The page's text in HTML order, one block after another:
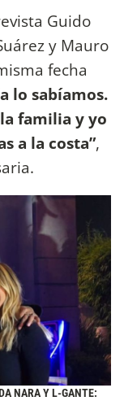
Guido
y Mauro
fecha
lo sabíamos.
familia y yo
a la costa”,
NARA Y L-GANTE: